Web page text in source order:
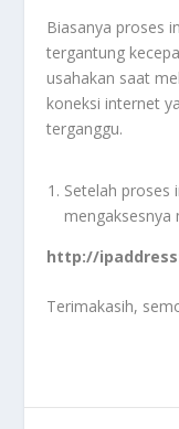
Biasanya proses
tergantung
usahakan saat
koneksi internet
terganggu.
Setelah proses
mengaksesnya
http://
Terimakasih,